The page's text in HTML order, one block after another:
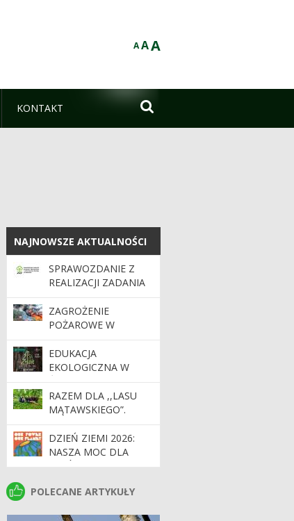
AAA
KONTAKT 
NAJNOWSZE AKTUALNOŚCI
NAJNOWSZE AKTUALNOŚCI
SPRAWOZDANIE Z
REALIZACJI ZADANIA
DOFINANSOWANEGO
ZE ŚRODKÓW
WOJEWÓDZKIEGO
FUNDUSZU OCHRONY
ŚRODOWISKA I
GOSPODARKI
WODNEJ W GDAŃSKU.
ZAGROŻENIE
POŻAROWE W
LASACH. APEL O
OSTROŻNOŚĆ
EDUKACJA
EKOLOGICZNA W
ŚRODOWISKU
LEŚNYM - VI
MARATON LEŚNY
KWIDZYN
RAZEM DLA ,,LASU
MĄTAWSKIEGO”.
DZIEŃ ZIEMI 2026:
NASZA MOC DLA
LASÓW I PLANETY
POLECANE ARTYKUŁY
POLECANE ARTYKUŁY